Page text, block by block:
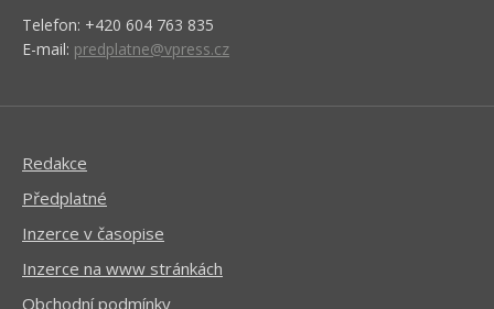
Telefon: +420 604 763 835
E-mail: predplatne@vpress.cz
Redakce
Předplatné
Inzerce v časopise
Inzerce na www stránkách
Obchodní podmínky